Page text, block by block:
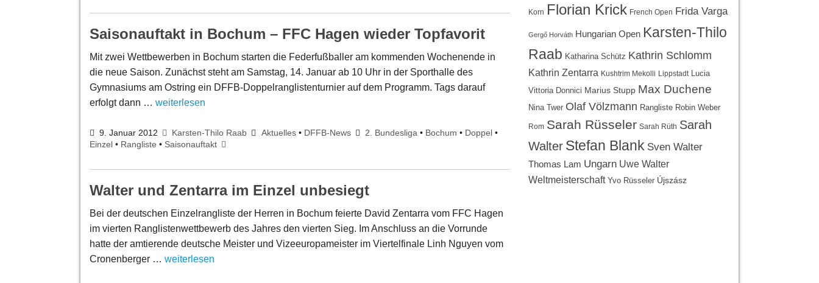
Saisonauftakt in Bochum – FFC Hagen wieder Topfavorit
Mit zwei Wettbewerben in Bochum starten die Federfußballer am kommenden Wochenende in
die neue Saison. Zunächst steht am Samstag, 14. Januar ab 10 Uhr in der Sporthalle des
Gymnasiums am Ostring ein DFFB-Doppelranglistenturnier auf dem Programm. Tags darauf
erfolgt dann … weiterlesen
9. Januar 2012 Karsten-Thilo Raab Aktuelles• DFFB-News 2. Bundesliga • Bochum • Doppel•
Einzel • Rangliste • Saisonauftakt
Walter und Zentarra im Einzel unbesiegt
Bei der deutschen Einzelrangliste der Herren in Bochum feierte David Zentarra vom FFC Hagen
im vierten Ranglistenwettbewerb des Jahres den vierten Sieg. Im Anschluss an die Vorrunde
hatte der amtierende deutsche Meister und Vizeeuropameister im Viertelfinale Linh Nguyen vom
Cronenberger … weiterlesen
Korn Florian Krick French Open Frida Varga
Gergő Horváth Hungarian Open Karsten-Thilo
Raab Katharina Schütz Kathrin Schlomm
Kathrin Zentarra Kushtrim Mekolli Lippstadt
Lucia
Vittoria Donnici Marius Stupp Max Duchene
Nina Twer Olaf Völzmann Rangliste Robin Weber
Rom Sarah Rüsseler Sarah Rüth Sarah
Walter Stefan Blank Sven Walter
Thomas Lam Ungarn Uwe Walter
Weltmeisterschaft Yvo Rüsseler Újszász